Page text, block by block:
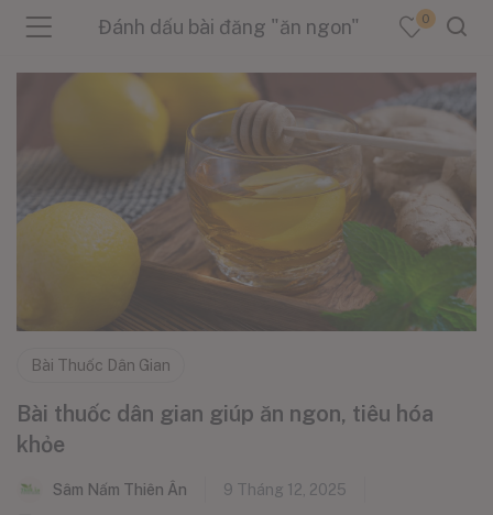
(Danh Mục )
(Tin Tức )
Đánh dấu bài đăng "ăn ngon" 0
Bài Thuốc Dân Gian
Bài thuốc dân gian giúp ăn ngon, tiêu hóa
khỏe
Sâm Nấm Thiên Ân
9 Tháng 12, 2025